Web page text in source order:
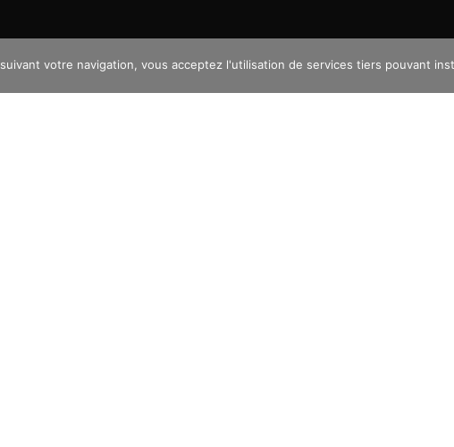
votre navigation, vous acceptez l'utilisation de services tiers pouvant